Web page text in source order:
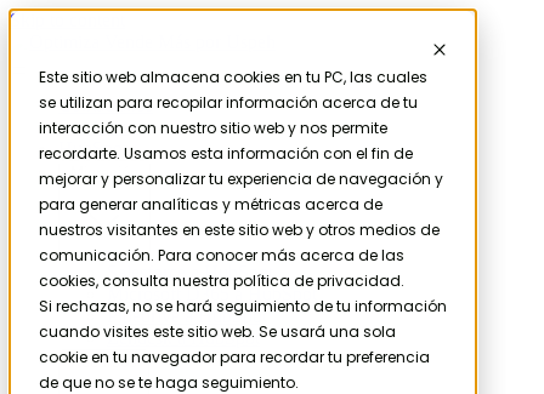
Este sitio web almacena cookies en tu PC, las cuales
se utilizan para recopilar información acerca de tu
interacción con nuestro sitio web y nos permite
recordarte. Usamos esta información con el fin de
mejorar y personalizar tu experiencia de navegación y
para generar analíticas y métricas acerca de
nuestros visitantes en este sitio web y otros medios de
comunicación. Para conocer más acerca de las
cookies, consulta nuestra política de privacidad.
Si rechazas, no se hará seguimiento de tu información
cuando visites este sitio web. Se usará una sola
cookie en tu navegador para recordar tu preferencia
de que no se te haga seguimiento.
Skip to content
Contáctanos
Servicios
HubSpot
Migración
Salesforce a HubSpot
Microsoft D365 a HubSpot
Pipedrive a HubSpot
Zendesk a HubSpot
Recursos